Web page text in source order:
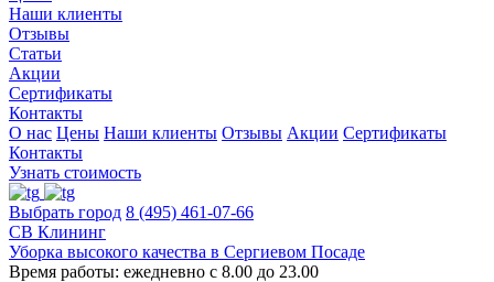
Наши клиенты
Отзывы
Статьи
Акции
Сертификаты
Контакты
О нас Цены Наши клиенты Отзывы Акции Сертификаты
Контакты
Узнать стоимость
Выбрать город 8 (495) 461-07-66
СВ Клининг
Уборка высокого качества в Сергиевом Посаде
Время работы: ежедневно с 8.00 до 23.00